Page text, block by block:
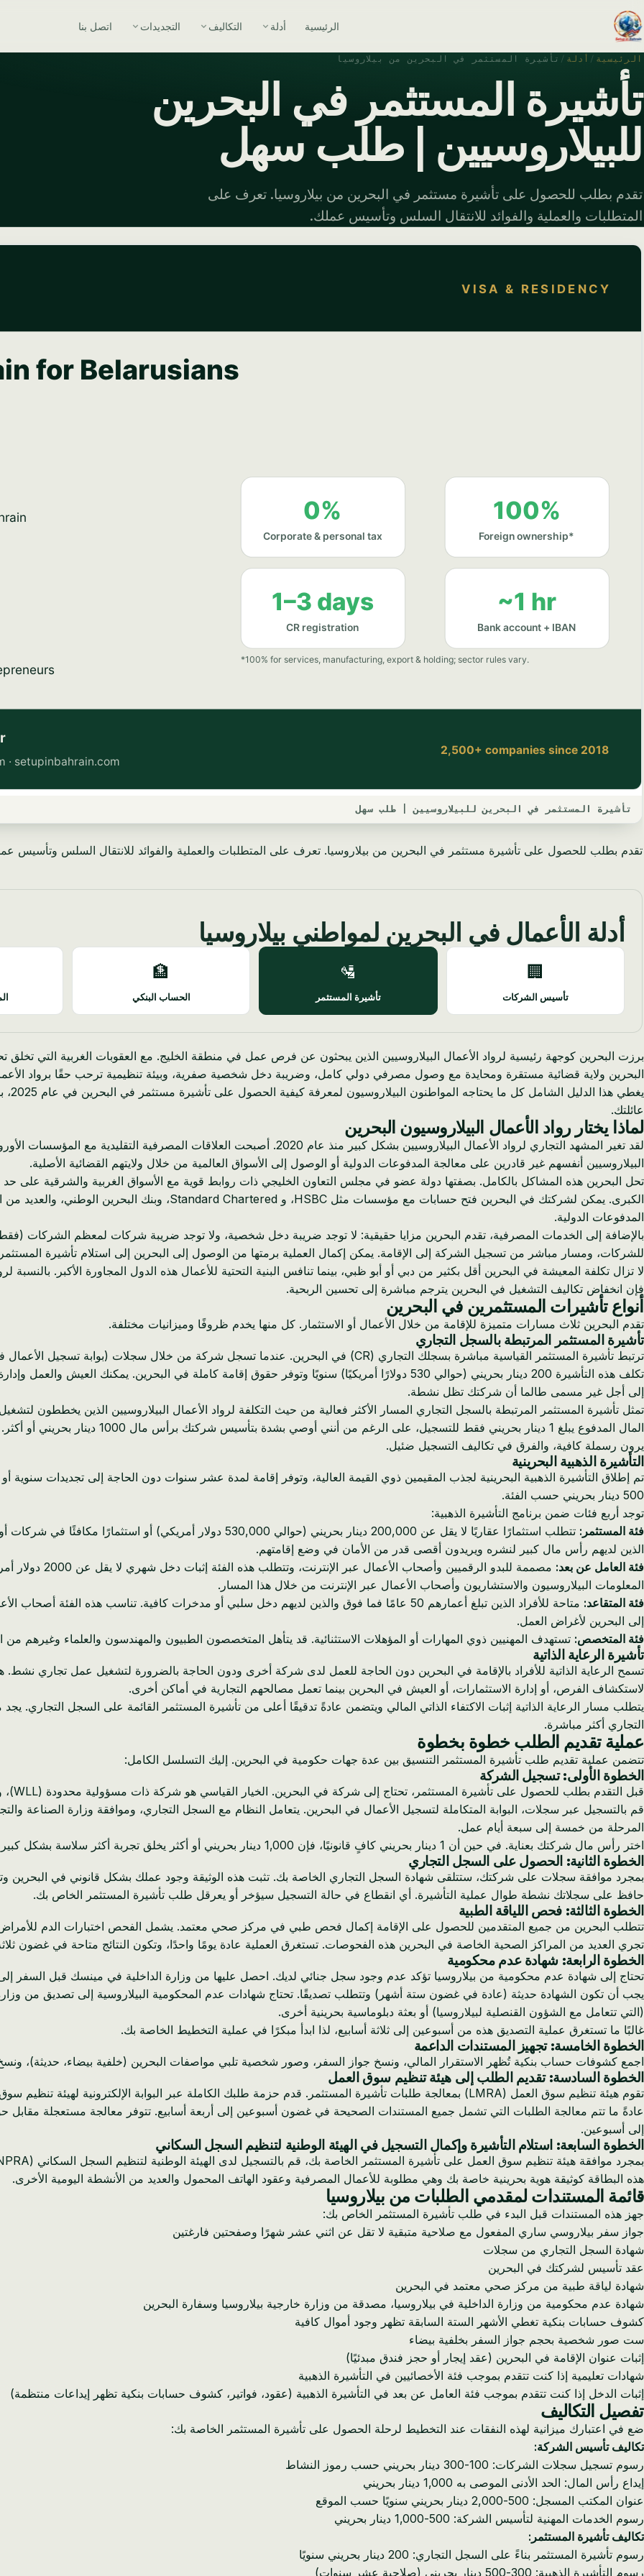
الرئيسية أدلة التكاليف التجديدات اتصل بنا
الرئيسية / أدلة / تأشيرة المستثمر في البحرين من بيلاروسيا
تأشيرة المستثمر في البحرين
للبيلاروسيين | طلب سهل
تقدم بطلب للحصول على تأشيرة مستثمر في البحرين من بيلاروسيا. تعرف على
المتطلبات والعملية والفوائد للانتقال السلس وتأسيس عملك.
تأشيرة المستثمر في البحرين للبيلاروسيين | طلب سهل
تقدم بطلب للحصول على تأشيرة مستثمر في البحرين من بيلاروسيا. تعرف على المتطلبات والعملية والفوائد للانتقال السلس وتأسيس
أدلة الأعمال في البحرين لمواطني بيلاروسيا
🏢
تأسيس الشركات
🛂
تأشيرة المستثمر
🏦
الحساب البنكي
برزت البحرين كوجهة رئيسية لرواد الأعمال البيلاروسيين الذين يبحثون عن فرص عمل في منطقة الخليج. مع العقوبات الغربية التي تخلق
البحرين ولاية قضائية مستقرة ومحايدة مع وصول مصرفي دولي كامل، وضريبة دخل شخصية صفرية، وبيئة تنظيمية ترحب حقًا برواد
يغطي
عائلتك.
لماذا يختار رواد الأعمال البيلاروسيون البحرين
لقد تغير المشهد التجاري لرواد الأعمال البيلاروسيين بشكل كبير منذ عام 2020. أصبحت
البيلاروسيين أنفسهم غير قادرين على معالجة المدفوعات الدولية أو الوصول إلى الأسواق العالمية من خلال ولايتهم القضائية الأصلية.
تحل البحرين هذه المشاكل بالكامل. بصفتها دولة عضو في مجلس التعاون الخليجي ذات روابط قوية مع الأسواق الغربية والشرقية على حد
المدفوعات الدولية.
للشركات، ومسار مباشر من تسجيل الشركة إلى الإقامة. يمكن إكمال العملية برمتها من الوصول إلى البحرين إلى استلام تأشيرة
لا تزال تكلفة المعيشة في البحرين أقل بكثير من دبي أو أبو ظبي، بينما تنافس البنية التحتية للأعمال هذه الدول المجاورة الأكبر.
فإن انخفاض تكاليف التشغيل في البحرين يترجم مباشرة إلى تحسين الربحية.
أنواع تأشيرات المستثمرين في البحرين
تقدم البحرين ثلاث مسارات متميزة للإقامة من خلال الأعمال أو الاستثمار. كل منها يخدم ظروفًا وميزانيات مختلفة.
تأشيرة المستثمر المرتبطة بالسجل التجاري
ترتبط تأشيرة المستثمر القياسية مباشرة بسجلك التجاري (CR) في البحرين. عندما تسجل شركة من خلال سجلات (بوابة تسجيل الأعمال في البحرين)، تصبح مؤهلاً لرعاية نفسك كمستثمر في عملك الخاص.
تكلف هذه التأشيرة 200 دينار بحريني (حوالي 530 دولارًا أمريكيًا) سنويًا وتوفر حقوق إقامة كاملة في البحرين.
إلى أجل غير مسمى طالما أن شركتك تظل نشطة.
تمثل تأشيرة المستثمر المرتبطة بالسجل التجاري المسار الأكثر فعالية من حيث التكلفة لرواد الأعمال البيلاروسيين الذين يخططون
المال المدفوع يبلغ 1 دينار بحريني فقط
يرون رسملة كافية، والفرق في تكاليف التسجيل ضئيل.
التأشيرة الذهبية البحرينية
500 دينار بحريني حسب الفئة.
توجد أربع فئات ضمن برنامج التأشيرة الذهبية:
فئة المستثمر:
تتطلب استثمارًا عقاريًا لا يقل عن 200,000 دينار بحريني (حوالي 530,000
الذين لديهم رأس مال كبير لنشره ويريدون أقصى قدر من الأمان في وضع إقامتهم.
فئة العامل عن بعد:
مصممة للبدو
المعلومات البيلاروسيون والاستشاريون وأصحاب الأعمال عبر الإنترنت من خلال هذا المسار.
فئة المتقاعد:
متاحة للأفراد الذين تبلغ أعمارهم 50 عامًا فما فوق والذين لديهم دخل سلبي أو مدخرات كافية. تناسب هذه
إلى البحرين لأغراض العمل.
فئة المتخصص: تستهدف المهنيين ذوي المهارات أو المؤهلات الاستثنائية. قد يتأهل المتخصصون الطبيون والمهندسون والعلماء وغيرهم من
تأشيرة الرعاية الذاتية
تسمح الرعاية الذاتية للأفراد بالإقامة في البحرين دون الحاجة للعمل لدى شركة أخرى ودون الحاجة بالضرورة لتشغيل عمل تجاري نشط.
لاستكشاف الفرص، أو إدارة الاستثمارات، أو العيش في البحرين بينما تعمل مصالحهم التجارية في أماكن أخرى.
يتطلب مسار الرعاية الذاتية إثبات الاكتفاء الذاتي المالي ويتضمن عادةً تدقيقًا أعلى من تأشيرة المستثمر القائمة على السجل التجاري.
التجاري أكثر مباشرة.
عملية تقديم الطلب خطوة بخطوة
تتضمن عملية تقديم طلب تأشيرة المستثمر التنسيق بين عدة جهات حكومية في البحرين. إليك التسلسل الكامل:
الخطوة الأولى: تسجيل الشركة
قبل التقدم بطلب للحصول على تأشيرة المستثمر، تحتاج إلى شركة في البحرين. الخيار القياسي هو شركة ذات مسؤولية محدودة (WLL)، والتي يمكنك امتلاكها بنسبة 100٪ كمالك أجنبي وحيد.
قم بالتسجيل عبر سجلات، البوابة المتكاملة لتسجيل الأعمال في البحرين. يتعامل النظام مع السجل التجاري، وموافقة وزارة الصناعة
المرحلة من خمسة إلى سبعة أيام عمل.
اختر رأس مال شركتك بعناية. في حين أن 1 دينار بحريني كافٍ قانونيًا، فإن 1,000 دينار بحريني أو أكثر يخلق تجربة أكثر سلاسة بشكل كبير مع البنوك وسلطات الهجرة.
الخطوة الثانية: الحصول على السجل التجاري
بمجرد موافقة سجلات على شركتك، ستتلقى شهادة السجل التجاري الخاصة بك. تثبت هذه الوثيقة وجود عملك بشكل قانوني في
حافظ على سجلاتك نشطة طوال عملية التأشيرة. أي انقطاع في حالة التسجيل سيؤخر أو يعرقل طلب تأشيرة المستثمر الخاص بك.
الخطوة الثالثة: فحص اللياقة الطبية
تتطلب البحرين من جميع المتقدمين للحصول على الإقامة إكمال فحص طبي في مركز صحي معتمد. يشمل الفحص اختبارات الدم للأمراض
تجري العديد من المراكز الصحية الخاصة في البحرين هذه الفحوصات. تستغرق العملية عادة يومًا واحدًا، وتكون النتائج متاحة في غضون ثلاثة أيام عمل. توقع دفع
الخطوة الرابعة: شهادة عدم محكومية
تحتاج إلى شهادة عدم محكومية من بيلاروسيا تؤكد عدم وجود سجل جنائي لديك. احصل عليها من وزارة الداخلية في مينسك قبل السفر
يجب أن تكون الشهادة حديثة (عادة في غضون ستة أشهر) وتتطلب تصديقًا. تحتاج شهادات عدم المحكومية البيلاروسية إلى تصديق من
(التي تتعامل مع الشؤون القنصلية لبيلاروسيا) أو بعثة دبلوماسية بحرينية أخرى.
غالبًا ما تستغرق عملية التصديق هذه من أسبوعين إلى ثلاثة أسابيع، لذا ابدأ مبكرًا في عملية التخطيط الخاصة بك.
الخطوة الخامسة: تجهيز المستندات الداعمة
اجمع كشوفات حساب بنكية تُظهر الاستقرار المالي، ونسخ جواز السفر، وصور شخصية تلبي مواصفات البحرين (خلفية بيضاء، حديثة)،
الخطوة السادسة: تقديم الطلب إلى هيئة تنظيم سوق العمل
تقوم هيئة تنظيم سوق العمل (LMRA) بمعالجة طلبات تأشيرة المستثمر. قدم حزمة طلبك الكاملة عبر البوابة الإلكترونية لهيئة تنظيم سوق العمل أو من خلال مركز خدمة معتمد.
إلى أسبوعين.
الخطوة السابعة: استلام التأشيرة وإكمال التسجيل في الهيئة الوطنية لتنظيم السجل السكاني
هذه البطاقة كوثيقة هوية بحرينية خاصة بك وهي مطلوبة للأعمال المصرفية وعقود الهاتف المحمول والعديد من الأنشطة اليومية الأخرى.
قائمة المستندات لمقدمي الطلبات من بيلاروسيا
جهز هذه المستندات قبل البدء في طلب تأشيرة المستثمر الخاص بك:
جواز سفر بيلاروسي ساري المفعول مع صلاحية متبقية لا تقل عن اثني عشر شهرًا وصفحتين فارغتين
شهادة السجل التجاري من سجلات
عقد تأسيس لشركتك في البحرين
شهادة لياقة طبية من مركز صحي معتمد في البحرين
شهادة عدم محكومية من وزارة الداخلية في بيلاروسيا، مصدقة من وزارة خارجية بيلاروسيا وسفارة البحرين
كشوف حسابات بنكية تغطي الأشهر الستة السابقة تظهر وجود أموال كافية
ست صور شخصية بحجم جواز السفر بخلفية بيضاء
إثبات عنوان الإقامة في البحرين (عقد إيجار أو حجز فندق مبدئيًا)
شهادات تعليمية إذا كنت تتقدم بموجب فئة الأخصائيين في التأشيرة الذهبية
إثبات الدخل إذا كنت تتقدم بموجب فئة العامل عن بعد في التأشيرة الذهبية (عقود، فواتير، كشوف حسابات بنكية تظهر إيداعات منتظمة)
تفصيل التكاليف
ضع في اعتبارك ميزانية لهذه النفقات عند التخطيط لرحلة الحصول على تأشيرة المستثمر الخاصة بك:
تكاليف تأسيس الشركة:
رسوم تسجيل سجلات الشركات: 100-300 دينار بحريني حسب رموز النشاط
إيداع رأس المال: الحد الأدنى الموصى به 1,000 دينار بحريني
عنوان المكتب المسجل: 500-2,000 دينار بحريني سنويًا حسب الموقع
رسوم الخدمات المهنية لتأسيس الشركة: 500-1,000 دينار بحريني
تكاليف تأشيرة المستثمر:
رسوم تأشيرة المستثمر بناءً على السجل التجاري: 200 دينار بحريني سنويًا
رسوم التأشيرة الذهبية: 300-500 دينار بحريني (صلاحية عشر سنوات)